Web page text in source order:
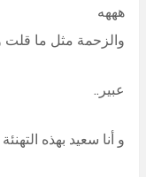
هههه
والزحمة مثل ما قلت
عبير..
و أنا سعيد بهذه